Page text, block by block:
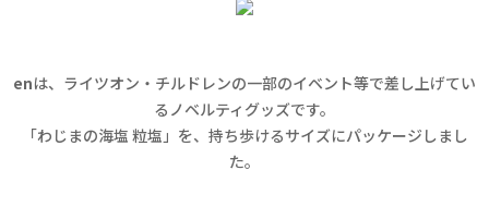
enは、ライツオン・チルドレンの一部のイベント等で差し上げてい
るノベルティグッズです。
「わじまの海塩 粒塩」を、持ち歩けるサイズにパッケージしまし
た。